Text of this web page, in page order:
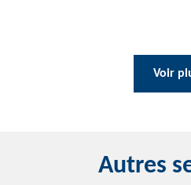
Voir
Autres